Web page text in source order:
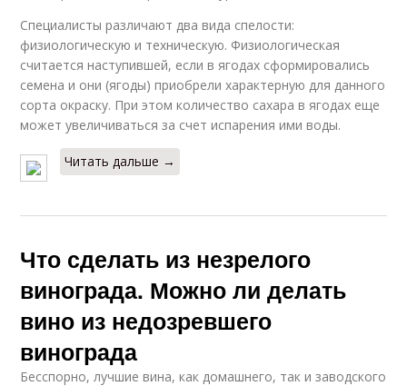
Специалисты различают два вида спелости:
физиологическую и техническую. Физиологическая
считается наступившей, если в ягодах сформировались
семена и они (ягоды) приобрели характерную для данного
сорта окраску. При этом количество сахара в ягодах еще
может увеличиваться за счет испарения ими воды.
Читать дальше →
Что сделать из незрелого
винограда. Можно ли делать
вино из недозревшего
винограда
Бесспорно, лучшие вина, как домашнего, так и заводского